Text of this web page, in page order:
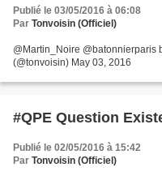
Publié le 03/05/2016 à 06:08
Par Tonvoisin (Officiel)
@Martin_Noire @batonnierparis
(@tonvoisin) May 03, 2016
#QPE Question
Publié le 02/05/2016 à 15:42
Par Tonvoisin (Officiel)